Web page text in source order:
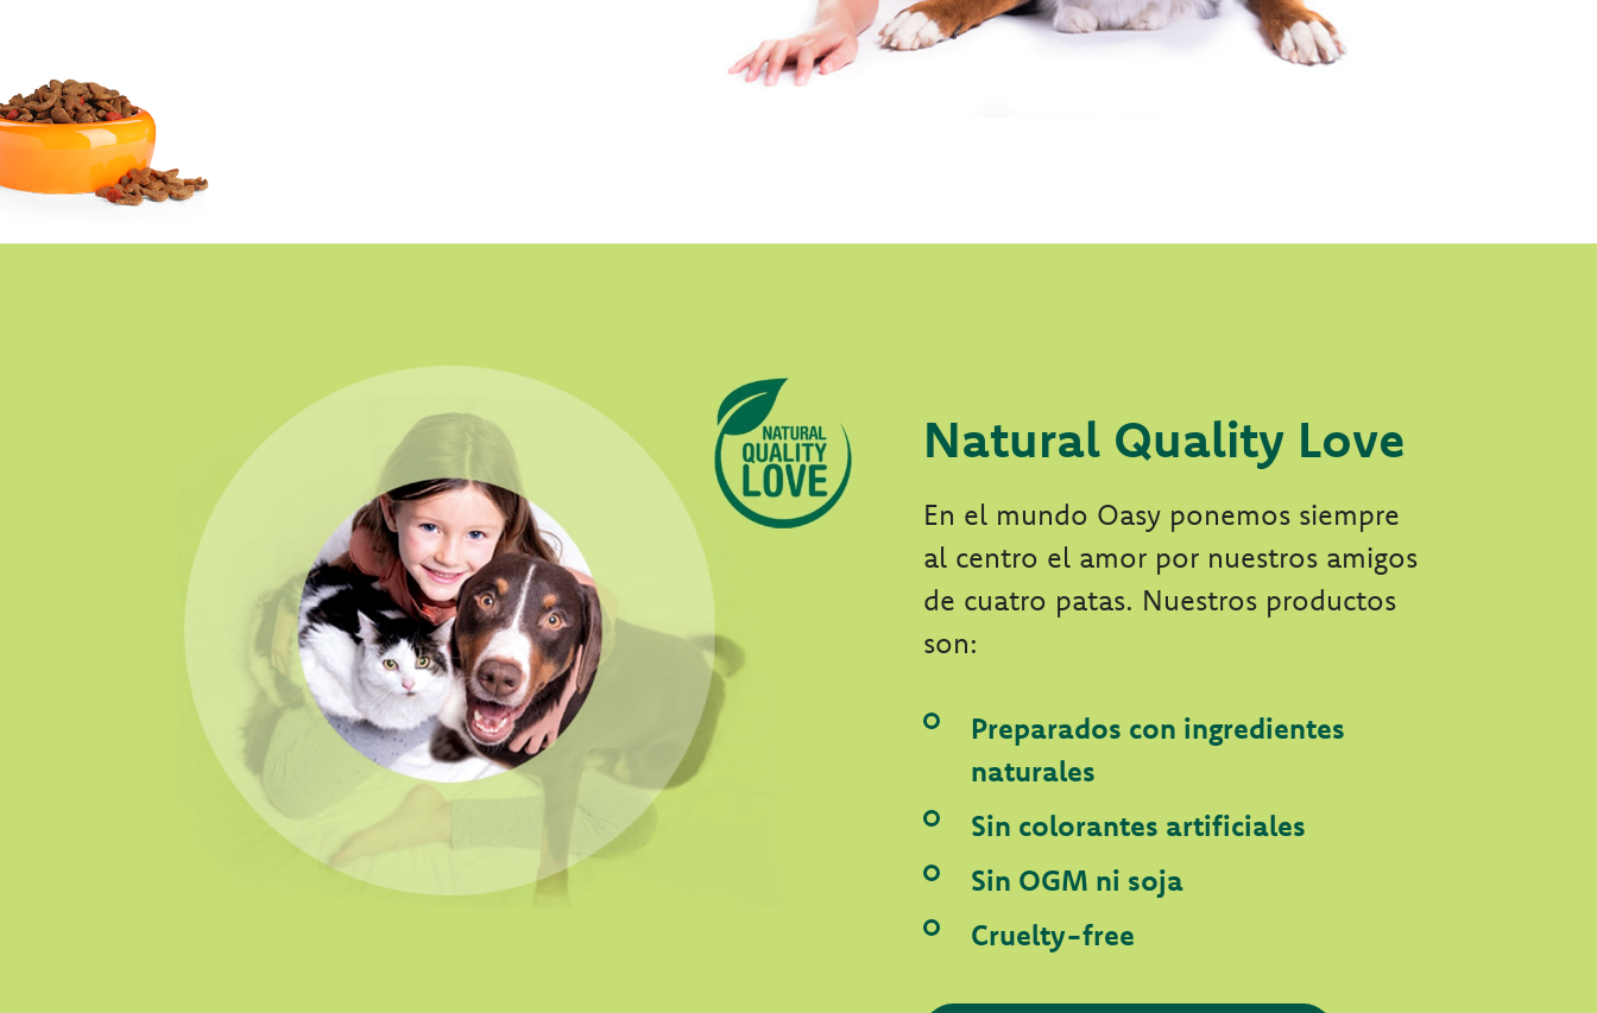
Natural Quality Love
En el mundo Oasy ponemos siempre
al centro el amor por nuestros amigos
de cuatro patas. Nuestros productos
son:
Preparados con ingredientes
naturales
Sin colorantes artificiales
Sin OGM ni soja
Cruelty-free